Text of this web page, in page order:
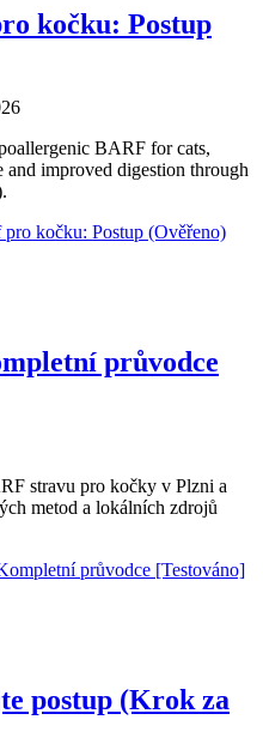
kočku: Postup
BARF for cats,
and improved digestion through
kočku: Postup (Ověřeno)
průvodce
stravu pro kočky v Plzni a
metod a lokálních zdrojů
průvodce [Testováno]
postup (Krok za